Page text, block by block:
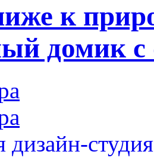
к
домик
дизайн-